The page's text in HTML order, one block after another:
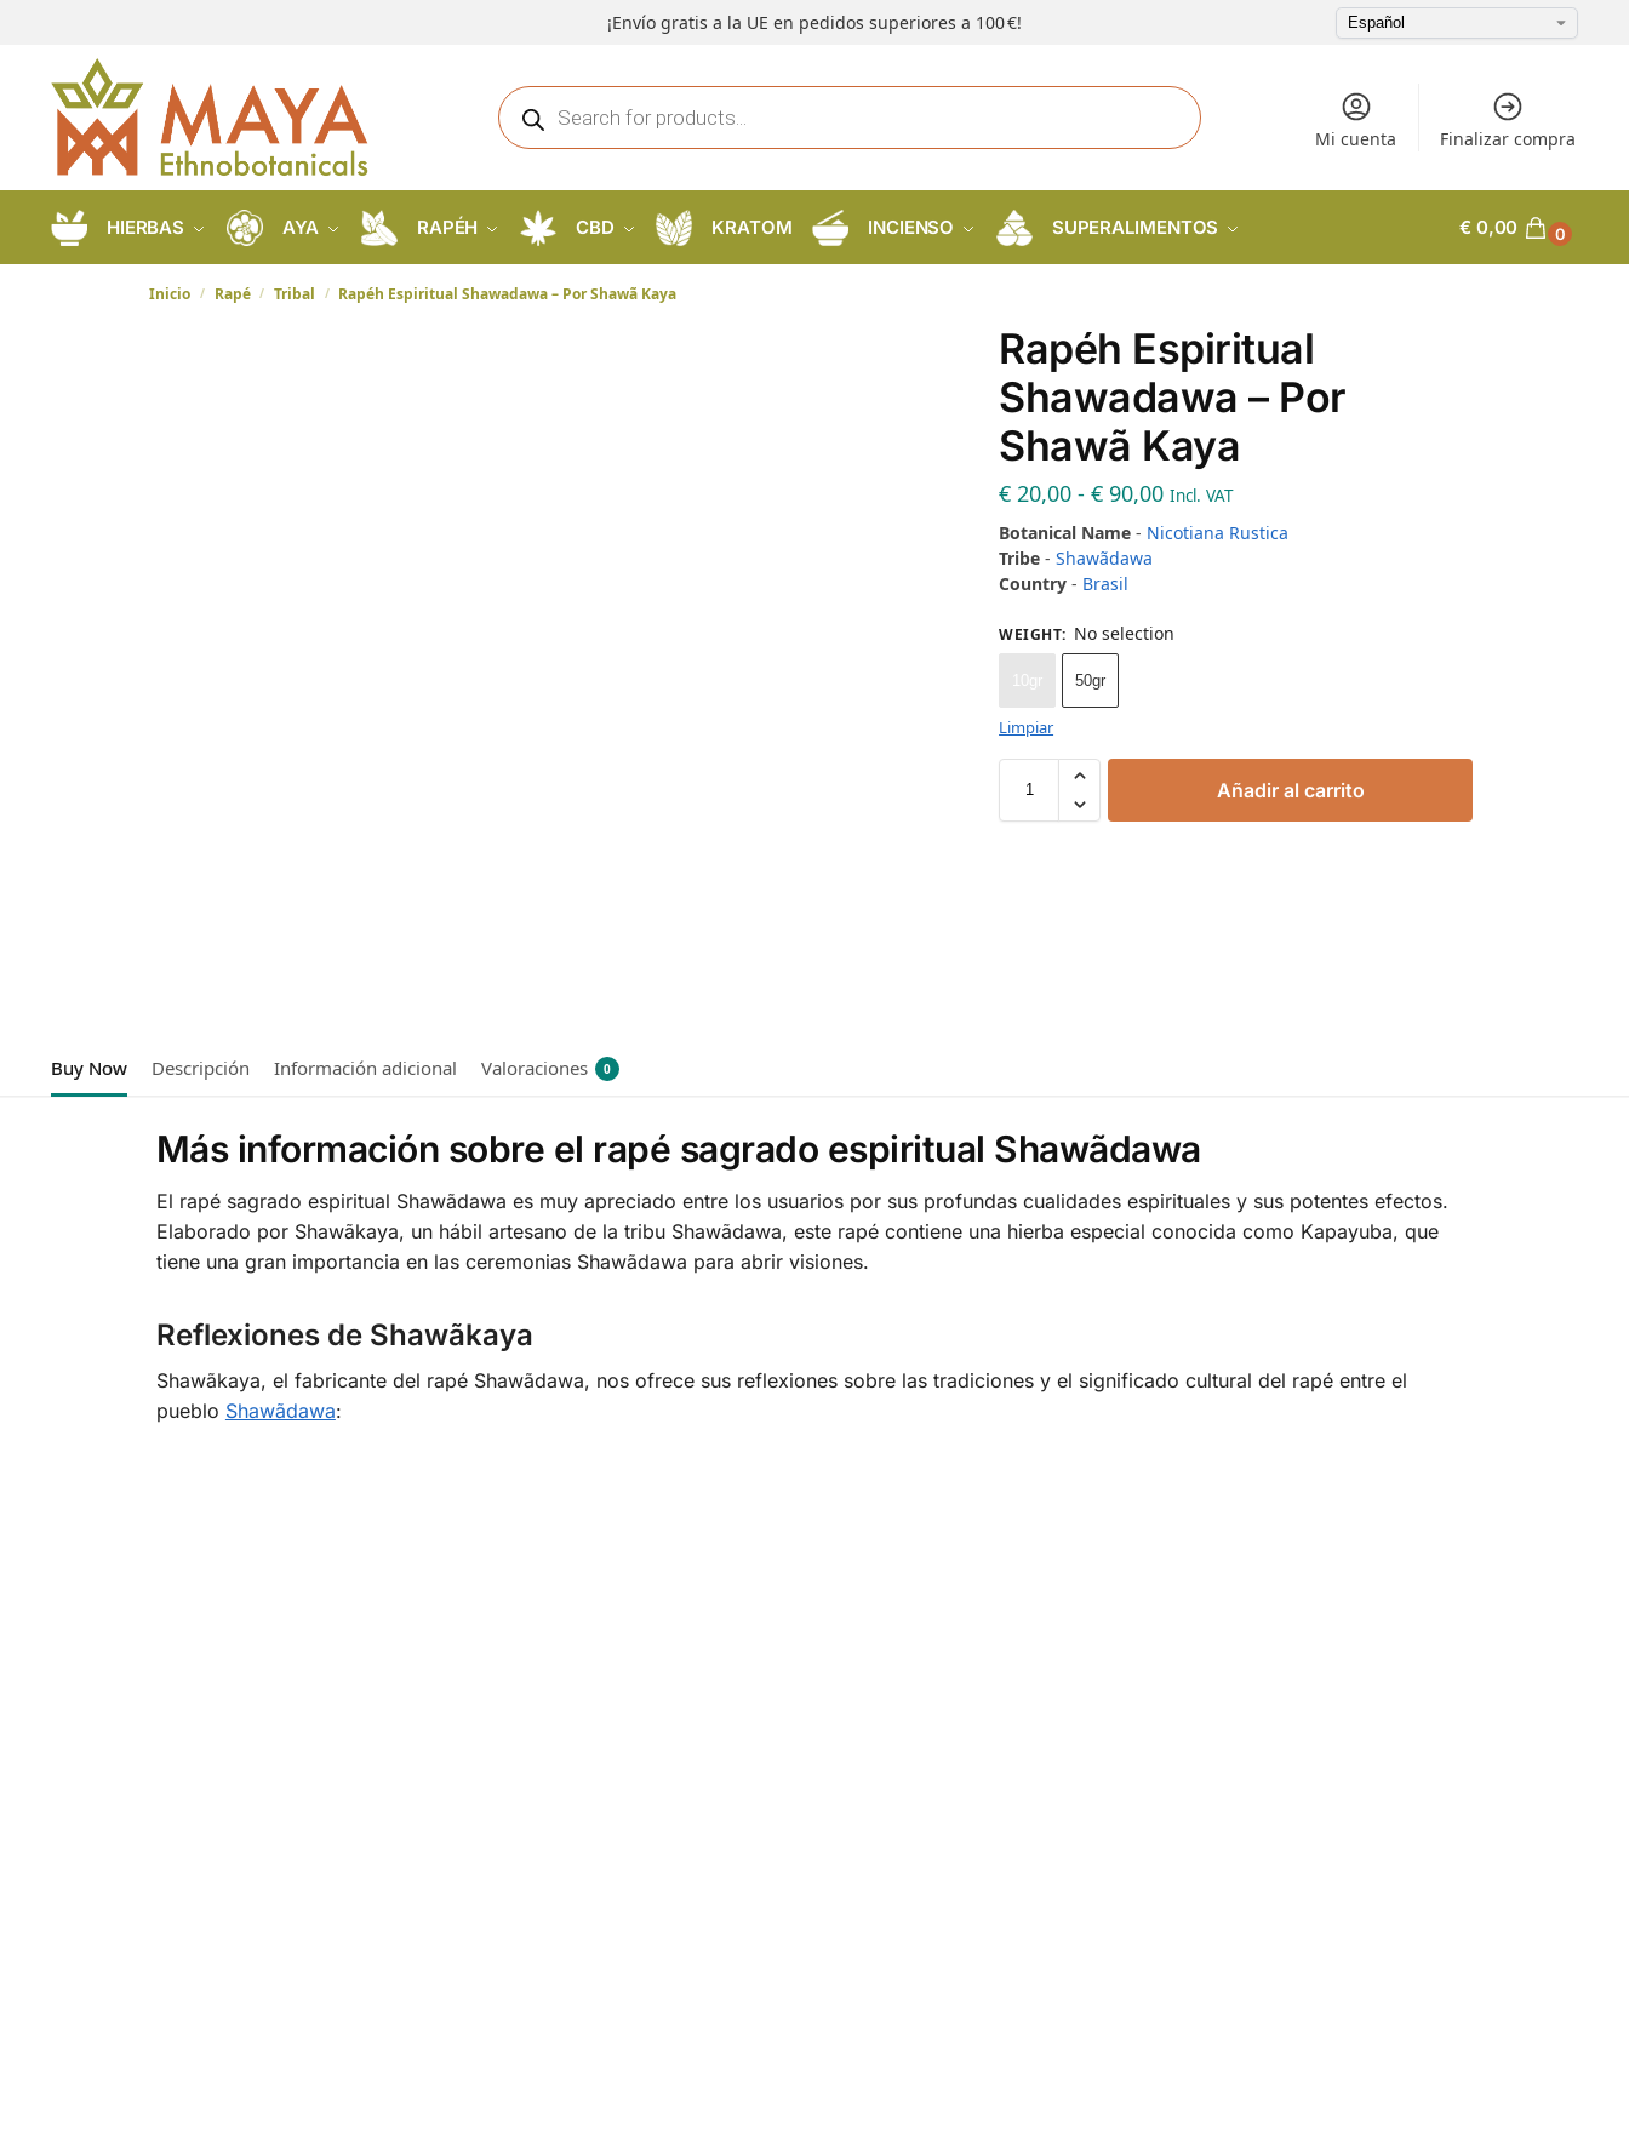
¡Envío gratis a la UE en pedidos superiores a 100 €!
Mi cuenta Finalizar compra
HIERBAS AYA RAPÉH CBD KRATOM INCIENSO SUPERALIMENTOS € 0,00 0
Inicio / Rapé / Tribal / Rapéh Espiritual Shawadawa – Por Shawã Kaya
Rapéh Espiritual
Shawadawa – Por
Shawã Kaya
€ 20,00 - € 90,00 Incl. VAT
Botanical Name - Nicotiana Rustica
Tribe -Shawãdawa
Country - Brasil
WEIGHT: No selection
10gr 50gr
Limpiar
Añadir al carrito
Buy Now Descripción Información adicional Valoraciones 0
Más información sobre el rapé sagrado espiritual Shawãdawa
El rapé sagrado espiritual Shawãdawa es muy apreciado entre los usuarios por sus profundas cualidades espirituales y sus potentes efectos.
Elaborado por Shawãkaya, un hábil artesano de la tribu Shawãdawa, este rapé contiene una hierba especial conocida como Kapayuba, que
tiene una gran importancia en las ceremonias Shawãdawa para abrir visiones.
Reflexiones de Shawãkaya
Shawãkaya, el fabricante del rapé Shawãdawa, nos ofrece sus reflexiones sobre las tradiciones y el significado cultural del rapé entre el
pueblo Shawãdawa: